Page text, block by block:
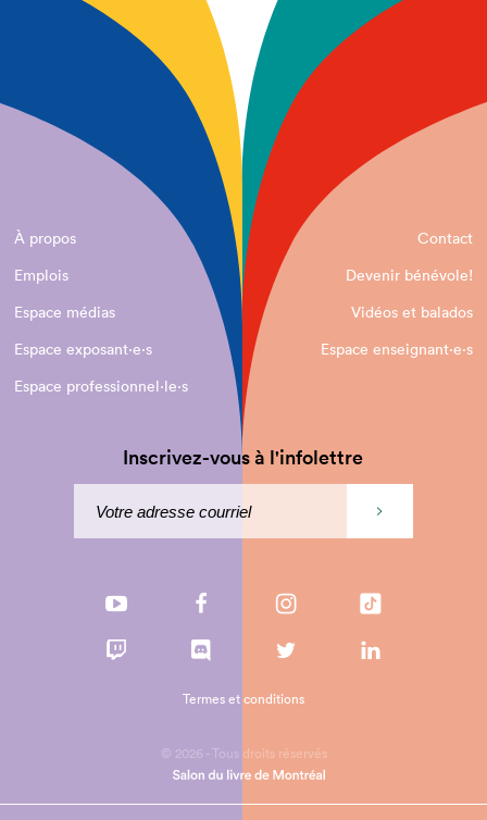
À propos
Contact
Emplois
Devenir bénévole!
Espace médias
Vidéos et balados
Espace exposant·e⋅s
Espace enseignant·e⋅s
Espace professionnel·le⋅s
Inscrivez-vous à l'infolettre
© 2026 - Tous droits réservés
Termes et conditions